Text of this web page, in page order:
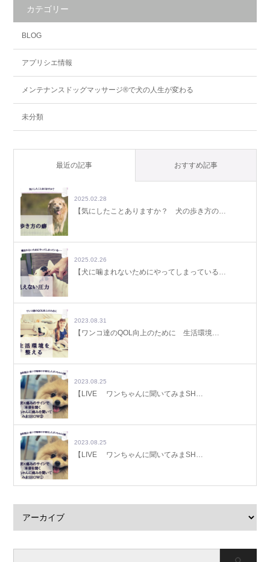
カテゴリー
BLOG
アプリシエ情報
メンテナンスドッグマッサージ®で犬の人生が変わる
未分類
最近の記事 おすすめ記事
2025.02.28
【気にしたことありますか？ 犬の歩き方の…
2025.02.26
【犬に噛まれないためにやってしまっている…
2023.08.31
【ワンコ達のQOL向上のために 生活環境…
2023.08.25
【LIVE ワンちゃんに聞いてみまSH…
2023.08.25
【LIVE ワンちゃんに聞いてみまSH…